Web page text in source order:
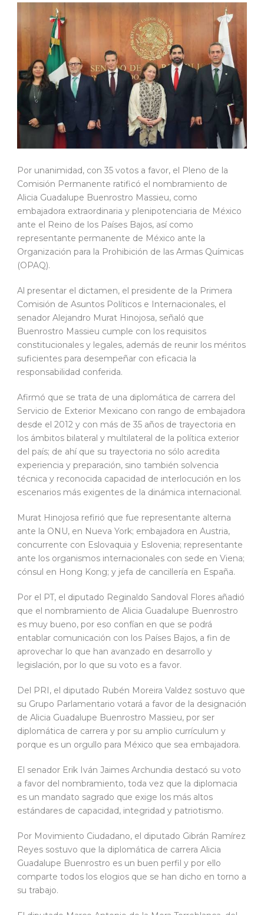
Por unanimidad, con 35 votos a favor, el Pleno de la
Comisión Permanente ratificó el nombramiento de
Alicia Guadalupe Buenrostro Massieu, como
embajadora extraordinaria y plenipotenciaria de México
ante el Reino de los Países Bajos, así como
representante permanente de México ante la
Organización para la Prohibición de las Armas Químicas
(OPAQ).
Al presentar el dictamen, el presidente de la Primera
Comisión de Asuntos Políticos e Internacionales, el
senador Alejandro Murat Hinojosa, señaló que
Buenrostro Massieu cumple con los requisitos
constitucionales y legales, además de reunir los méritos
suficientes para desempeñar con eficacia la
responsabilidad conferida.
Afirmó que se trata de una diplomática de carrera del
Servicio de Exterior Mexicano con rango de embajadora
desde el 2012 y con más de 35 años de trayectoria en
los ámbitos bilateral y multilateral de la política exterior
del país; de ahí que su trayectoria no sólo acredita
experiencia y preparación, sino también solvencia
técnica y reconocida capacidad de interlocución en los
escenarios más exigentes de la dinámica internacional.
Murat Hinojosa refirió que fue representante alterna
ante la ONU, en Nueva York; embajadora en Austria,
concurrente con Eslovaquia y Eslovenia; representante
ante los organismos internacionales con sede en Viena;
cónsul en Hong Kong; y jefa de cancillería en España.
Por el PT, el diputado Reginaldo Sandoval Flores añadió
que el nombramiento de Alicia Guadalupe Buenrostro
es muy bueno, por eso confían en que se podrá
entablar comunicación con los Países Bajos, a fin de
aprovechar lo que han avanzado en desarrollo y
legislación, por lo que su voto es a favor.
Del PRI, el diputado Rubén Moreira Valdez sostuvo que
su Grupo Parlamentario votará a favor de la designación
de Alicia Guadalupe Buenrostro Massieu, por ser
diplomática de carrera y por su amplio currículum y
porque es un orgullo para México que sea embajadora.
El senador Erik Iván Jaimes Archundia destacó su voto
a favor del nombramiento, toda vez que la diplomacia
es un mandato sagrado que exige los más altos
estándares de capacidad, integridad y patriotismo.
Por Movimiento Ciudadano, el diputado Gibrán Ramírez
Reyes sostuvo que la diplomática de carrera Alicia
Guadalupe Buenrostro es un buen perfil y por ello
comparte todos los elogios que se han dicho en torno a
su trabajo.